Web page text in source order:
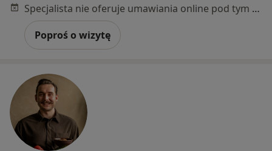
Specjalista nie oferuje umawiania online pod tym adresem.
Poproś o wizytę